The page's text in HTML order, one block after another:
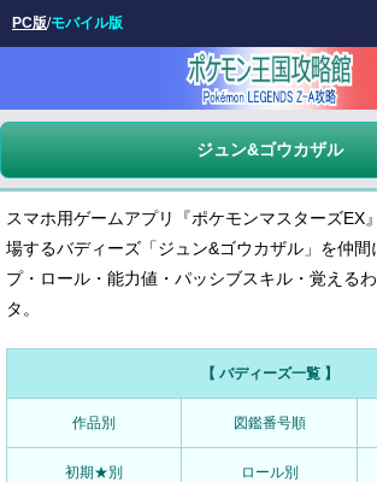
ジュン&ゴウカザル
スマホ用ゲームアプリ『ポケモンマスターズEX
場するバディーズ「ジュン&ゴウカザル」を仲間
プ・ロール・能力値・パッシブスキル・覚える
タ。
【 バディーズ一覧 】
作品別 図鑑番号順
初期★別 ロール別
PC版/モバイル版